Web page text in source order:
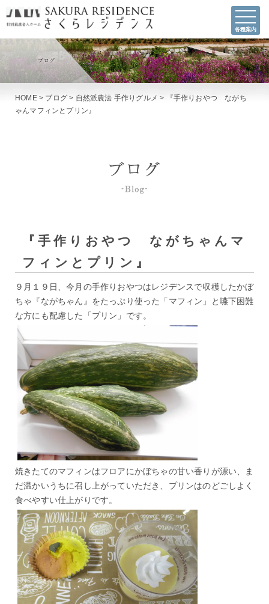
各種案内
HOME> ブログ > 自然派農法 手作りグルメ >
『手作りおやつ ながち
ゃんマフィンとプリン』
『手作りおやつ ながちゃんマ
フィンとプリン』
９月１９日、今月の手作りおやつはレジデンスで収穫したかぼ
ちゃ『ながちゃん』をたっぷり使った「マフィン」と嚥下困難
な方にも配慮した「プリン」です。
焼きたてのマフィンはフロアにかぼちゃの甘い香りが漂い、ま
だ温かいうちに召し上がっていただき、プリンはのどごしよく
食べやすい仕上がりです。